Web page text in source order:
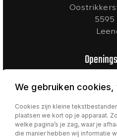
5595
Zaterdag:
Zondag:
We gebruiken cookies,
Cookies zijn kleine
plaatsen we kort op je apparaat.
welke pagina’s je zag, waar je
die manier hebben wij informatie